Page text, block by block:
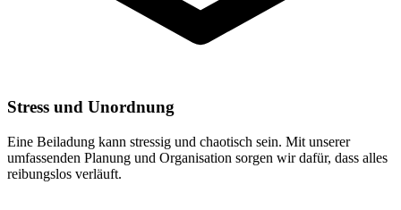
Stress und Unordnung
Eine Beiladung kann stressig und chaotisch sein. Mit unserer
umfassenden Planung und Organisation sorgen wir dafür, dass alles
reibungslos verläuft.